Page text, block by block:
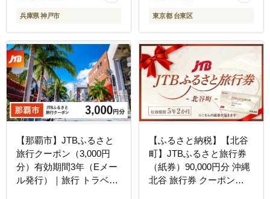
兵庫県 神戸市 東京都 台東区
【那覇市】JTBふるさと
旅行クーポン（3,000円
分）有効期間3年（Eメー
ル発行）｜旅行 トラベル
【ふるさと納税】【北谷
町】JTBふるさと旅行券
（紙券）90,000円分 沖縄
北谷 旅行券 クーポン